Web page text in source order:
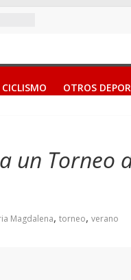
CICLISMO OTROS
un
Magdalena, torneo, verano